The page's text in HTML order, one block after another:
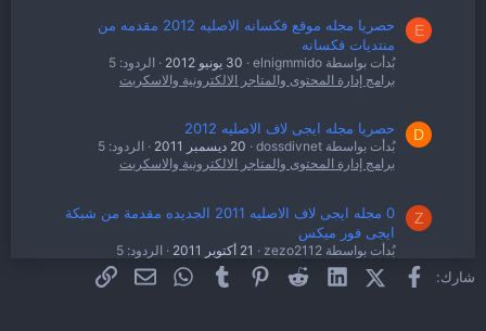
E
حصريا مجله موقع فكسانه الاصليه 2012 مقدمه من
منتديات فكسانه
بُدأت بواسطة elnigmmido 30 يونيو 2012
الردود: 5
برامج إدارة المحتوى والمتاجر الالكترونية والاسكربت
D حصريا مجله ايجى لاف الاصليه 2012
بُدأت بواسطة dossdivnet 20 ديسمبر 2011
الردود: 5
برامج إدارة المحتوى والمتاجر الالكترونية والاسكربت
Z
0 مجله ايجى لاف الاصليه 2011 الجديده مقدمة من شبكة
ايجى فور ميكس
بُدأت بواسطة zezo2112 21 أكتوبر 2011
الردود: 5
برامج إدارة المحتوى والمتاجر الالكترونية والاسكربت
شارك: فيسبوكX (Twitter)
LinkedIn
Reddit
Pinterest
Tumblr
WhatsAppالبريد الإلكتروني
الرابط